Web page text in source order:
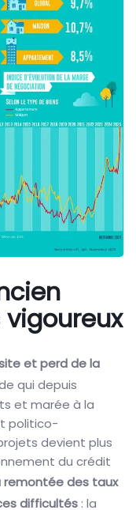
et perd de la
qui depuis
et marée à la
politico-
devient plus
du crédit
remontée des taux
difficultés : la